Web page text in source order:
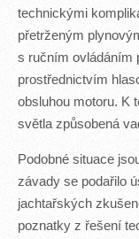
technickými
přetrženým
s ručním ovládáním
prostřednictvím
obsluhou motoru. K
světla způsobená
Podobné situace
závady se podařilo
jachtařských
poznatky z řešení